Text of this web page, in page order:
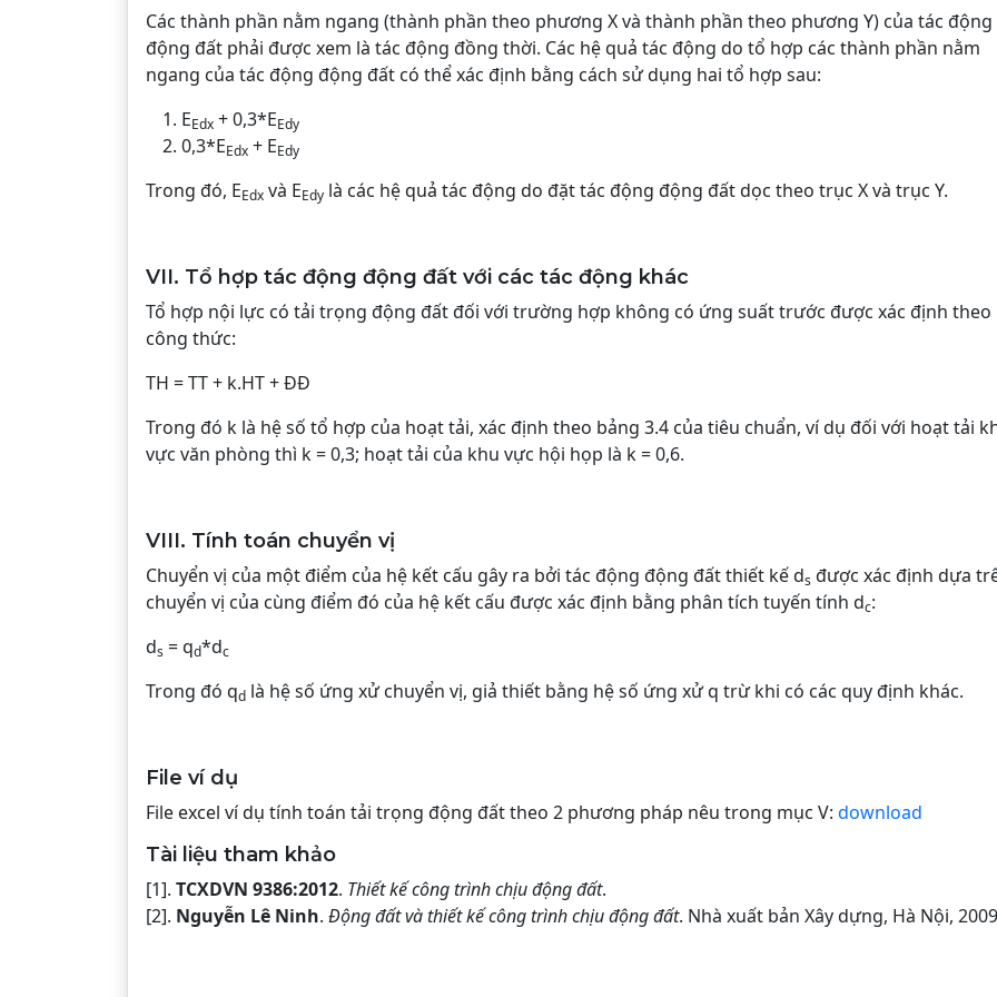
Các thành phần nằm ngang (thành phần theo phương X và thành phần theo phương Y) của tác động
động đất phải được xem là tác động đồng thời. Các hệ quả tác động do tổ hợp các thành phần nằm
ngang của tác động động đất có thể xác định bằng cách sử dụng hai tổ hợp sau:
EEdx + 0,3*EEdy
0,3*EEdx + EEdy
Trong đó, EEdx và EEdy là các hệ quả tác động do đặt tác động động đất dọc theo trục X và trục Y.
VII. Tổ hợp tác động động đất với các tác động khác
Tổ hợp nội lực có tải trọng động đất đối với trường hợp không có ứng suất trước được xác định theo
công thức:
TH = TT + k.HT + ĐĐ
Trong đó k là hệ số tổ hợp của hoạt tải, xác định theo bảng 3.4 của tiêu chuẩn, ví dụ đối với hoạt tải
vực văn phòng thì k = 0,3; hoạt tải của khu vực hội họp là k = 0,6.
VIII. Tính toán chuyển vị
Chuyển vị của một điểm của hệ kết cấu gây ra bởi tác động động đất thiết kế ds được xác định dựa
chuyển vị của cùng điểm đó của hệ kết cấu được xác định bằng phân tích tuyến tính dc:
ds = qd*dc
Trong đó qd là hệ số ứng xử chuyển vị, giả thiết bằng hệ số ứng xử q trừ khi có các quy định khác.
File ví dụ
File excel ví dụ tính toán tải trọng động đất theo 2 phương pháp nêu trong mục V: download
Tài liệu tham khảo
[1]. TCXDVN 9386:2012. Thiết kế công trình chịu động đất.
[2]. Nguyễn Lê Ninh. Động đất và thiết kế công trình chịu động đất. Nhà xuất bản Xây dựng, Hà Nội,